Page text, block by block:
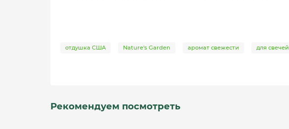
отдушка США Nature's Garden аромат свежести для свечей
Рекомендуем посмотреть